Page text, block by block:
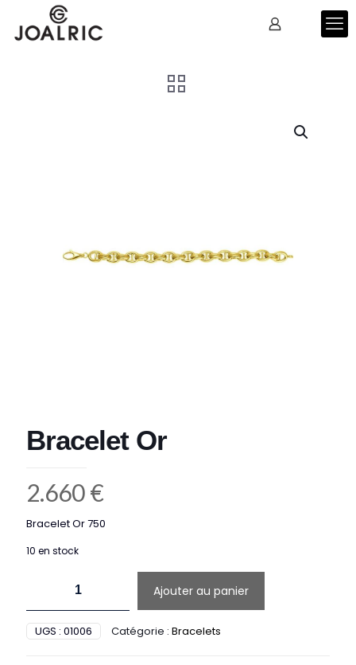
Bracelet Or
2.660€
Bracelet Or 750
10 en stock
Bracelet
Or
Ajouter au panier
UGS : 01006 Catégorie : Bracelets